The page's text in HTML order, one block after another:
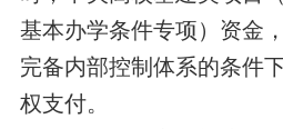
基本办学条件专项）资金
完备内部控制体系的条件
权支付。